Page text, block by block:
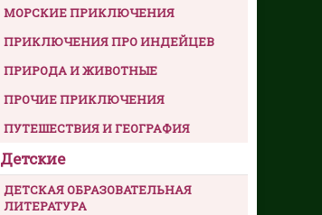
МОРСКИЕ ПРИКЛЮЧЕНИЯ
ПРИКЛЮЧЕНИЯ ПРО ИНДЕЙЦЕВ
ПРИРОДА И ЖИВОТНЫЕ
ПРОЧИЕ ПРИКЛЮЧЕНИЯ
ПУТЕШЕСТВИЯ И ГЕОГРАФИЯ
Детские
ДЕТСКАЯ ОБРАЗОВАТЕЛЬНАЯ
ЛИТЕРАТУРА